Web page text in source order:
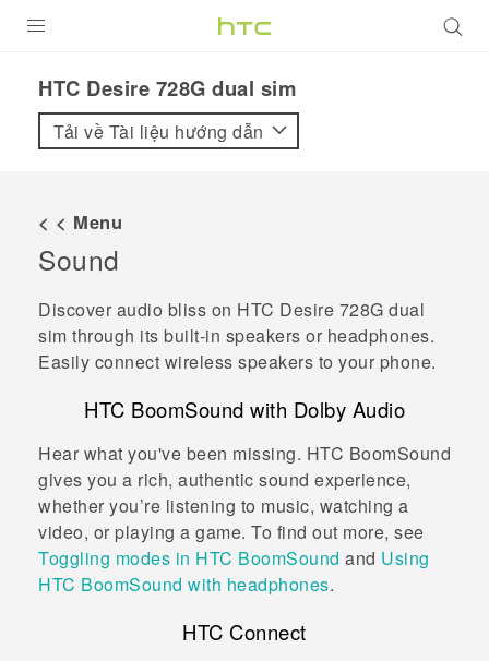
VIVE
VIVERSE
ỨNG DỤNG
HỖ TRỢ
HTC Desire 728G dual sim‎
Tải về Tài liệu hướng dẫn
< < Menu
Sound
Discover audio bliss on HTC Desire 728G dual
sim through its built-in speakers or headphones.
Easily connect wireless speakers to your phone.
HTC BoomSound with Dolby Audio
Hear what you've been missing. HTC BoomSound
gives you a rich, authentic sound experience,
whether you’re listening to music, watching a
video, or playing a game. To find out more, see
Toggling modes in HTC BoomSound and Using
HTC BoomSound with headphones.
HTC Connect